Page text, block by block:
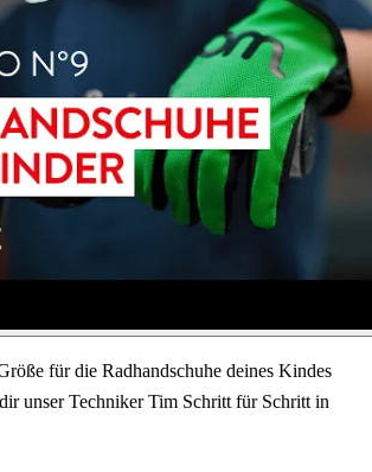
für die Radhandschuhe deines Kindes
unser Techniker Tim Schritt für Schritt in